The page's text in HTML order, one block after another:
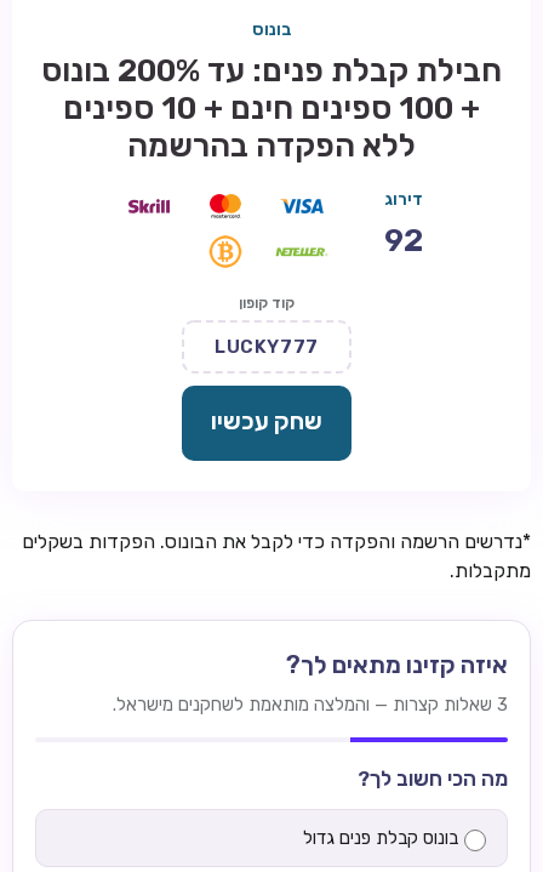
בונוס
חבילת קבלת פנים: עד 200% בונוס
+ 100 ספינים חינם + 10 ספינים
ללא הפקדה בהרשמה
דירוג
92
קוד קופון
LUCKY777
שחק עכשיו
*נדרשים הרשמה והפקדה כדי לקבל את הבונוס. הפקדות בשקלים
מתקבלות.
איזה קזינו מתאים לך?
3 שאלות קצרות — והמלצה מותאמת לשחקנים מישראל.
מה הכי חשוב לך?
בונוס קבלת פנים גדול